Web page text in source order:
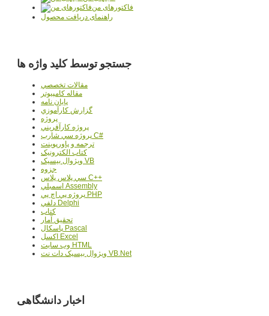
فاکتورهای من
راهنمای دریافت محصول
جستجو توسط کلید واژه ها
مقالات تخصصي
مقاله کامپیوتر
پایان نامه
گزارش کارآموزي
پروژه
پروژه کارآفريني
پروژه سي شارپ C#
ترجمه و پاورپوينت
کتاب الکترونيک
ويژوال بيسيک VB
جزوه
سي پلاس پلاس C++
اسمبلي Assembly
پروژه پي اچ پي PHP
دلفي Delphi
کتاب
تحقيق آمار
پاسکال Pascal
اکسل Excel
وب سايت HTML
ويژوال بيسيک دات نت VB.Net
اخبار دانشگاهی